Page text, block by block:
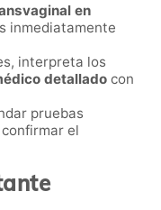
en
inmediatamente
interpreta los
detallado con
pruebas
el